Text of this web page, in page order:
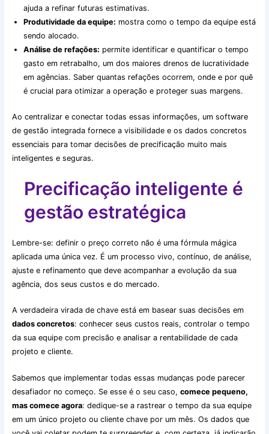
ajuda a refinar futuras estimativas.
Produtividade da equipe: mostra como o tempo da equipe está
sendo alocado.
Análise de refações: permite identificar e quantificar o tempo
gasto em retrabalho, um dos maiores drenos de lucratividade
em agências. Saber quantas refações ocorrem, onde e por quê
é crucial para otimizar a operação e proteger suas margens.
Ao centralizar e conectar todas essas informações, um software
de gestão integrada fornece a visibilidade e os dados concretos
essenciais para tomar decisões de precificação muito mais
inteligentes e seguras.
Precificação inteligente é
gestão estratégica
Lembre-se: definir o preço correto não é uma fórmula mágica
aplicada uma única vez. É um processo vivo, contínuo, de análise,
ajuste e refinamento que deve acompanhar a evolução da sua
agência, dos seus custos e do mercado.
A verdadeira virada de chave está em basear suas decisões em
dados concretos: conhecer seus custos reais, controlar o tempo
da sua equipe com precisão e analisar a rentabilidade de cada
projeto e cliente.
Sabemos que implementar todas essas mudanças pode parecer
desafiador no começo. Se esse é o seu caso, comece pequeno,
mas comece agora: dedique-se a rastrear o tempo da sua equipe
em um único projeto ou cliente chave por um mês. Os dados que